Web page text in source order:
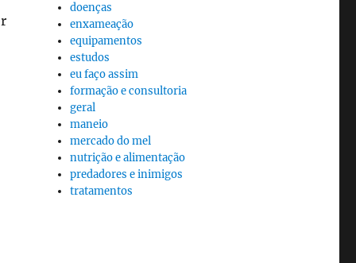
doenças
enxameação
equipamentos
estudos
eu faço assim
formação e consultoria
geral
maneio
mercado do mel
nutrição e alimentação
predadores e inimigos
tratamentos